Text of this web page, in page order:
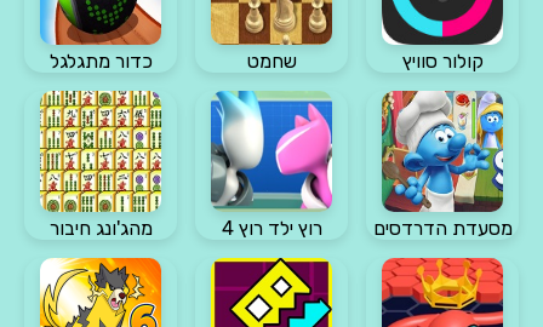
קולור סוויץ שחמט כדור מתגלגל
מסעדת הדרדסים רוץ ילד רוץ 4 מהג'ונג חיבור